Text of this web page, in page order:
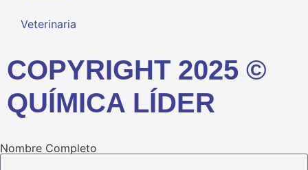
Veterinaria
COPYRIGHT 2025 ©
QUÍMICA LÍDER
Nombre Completo